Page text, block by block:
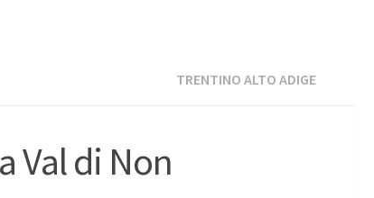
TRENTINO ALTO ADIGE
Val di Non